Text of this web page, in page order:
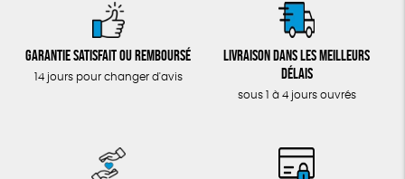
Garantie satisfait ou remboursé
14 jours pour changer d'avis
Livraison dans les meilleurs
délais
sous 1 à 4 jours ouvrés